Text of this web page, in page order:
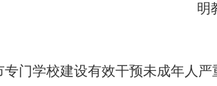
明
专门学校建设有效干预未成年人严